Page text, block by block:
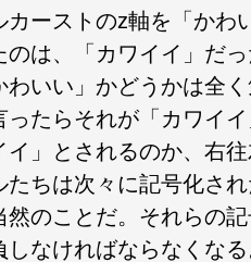
ーストのz軸を「かわ
は、「カワイイ」だ
わいい」かどうかは全
ったらそれが「カワイ
イ」とされるのか、右
たちは次々に記号化さ
のことだ。それらの
なければならなくな